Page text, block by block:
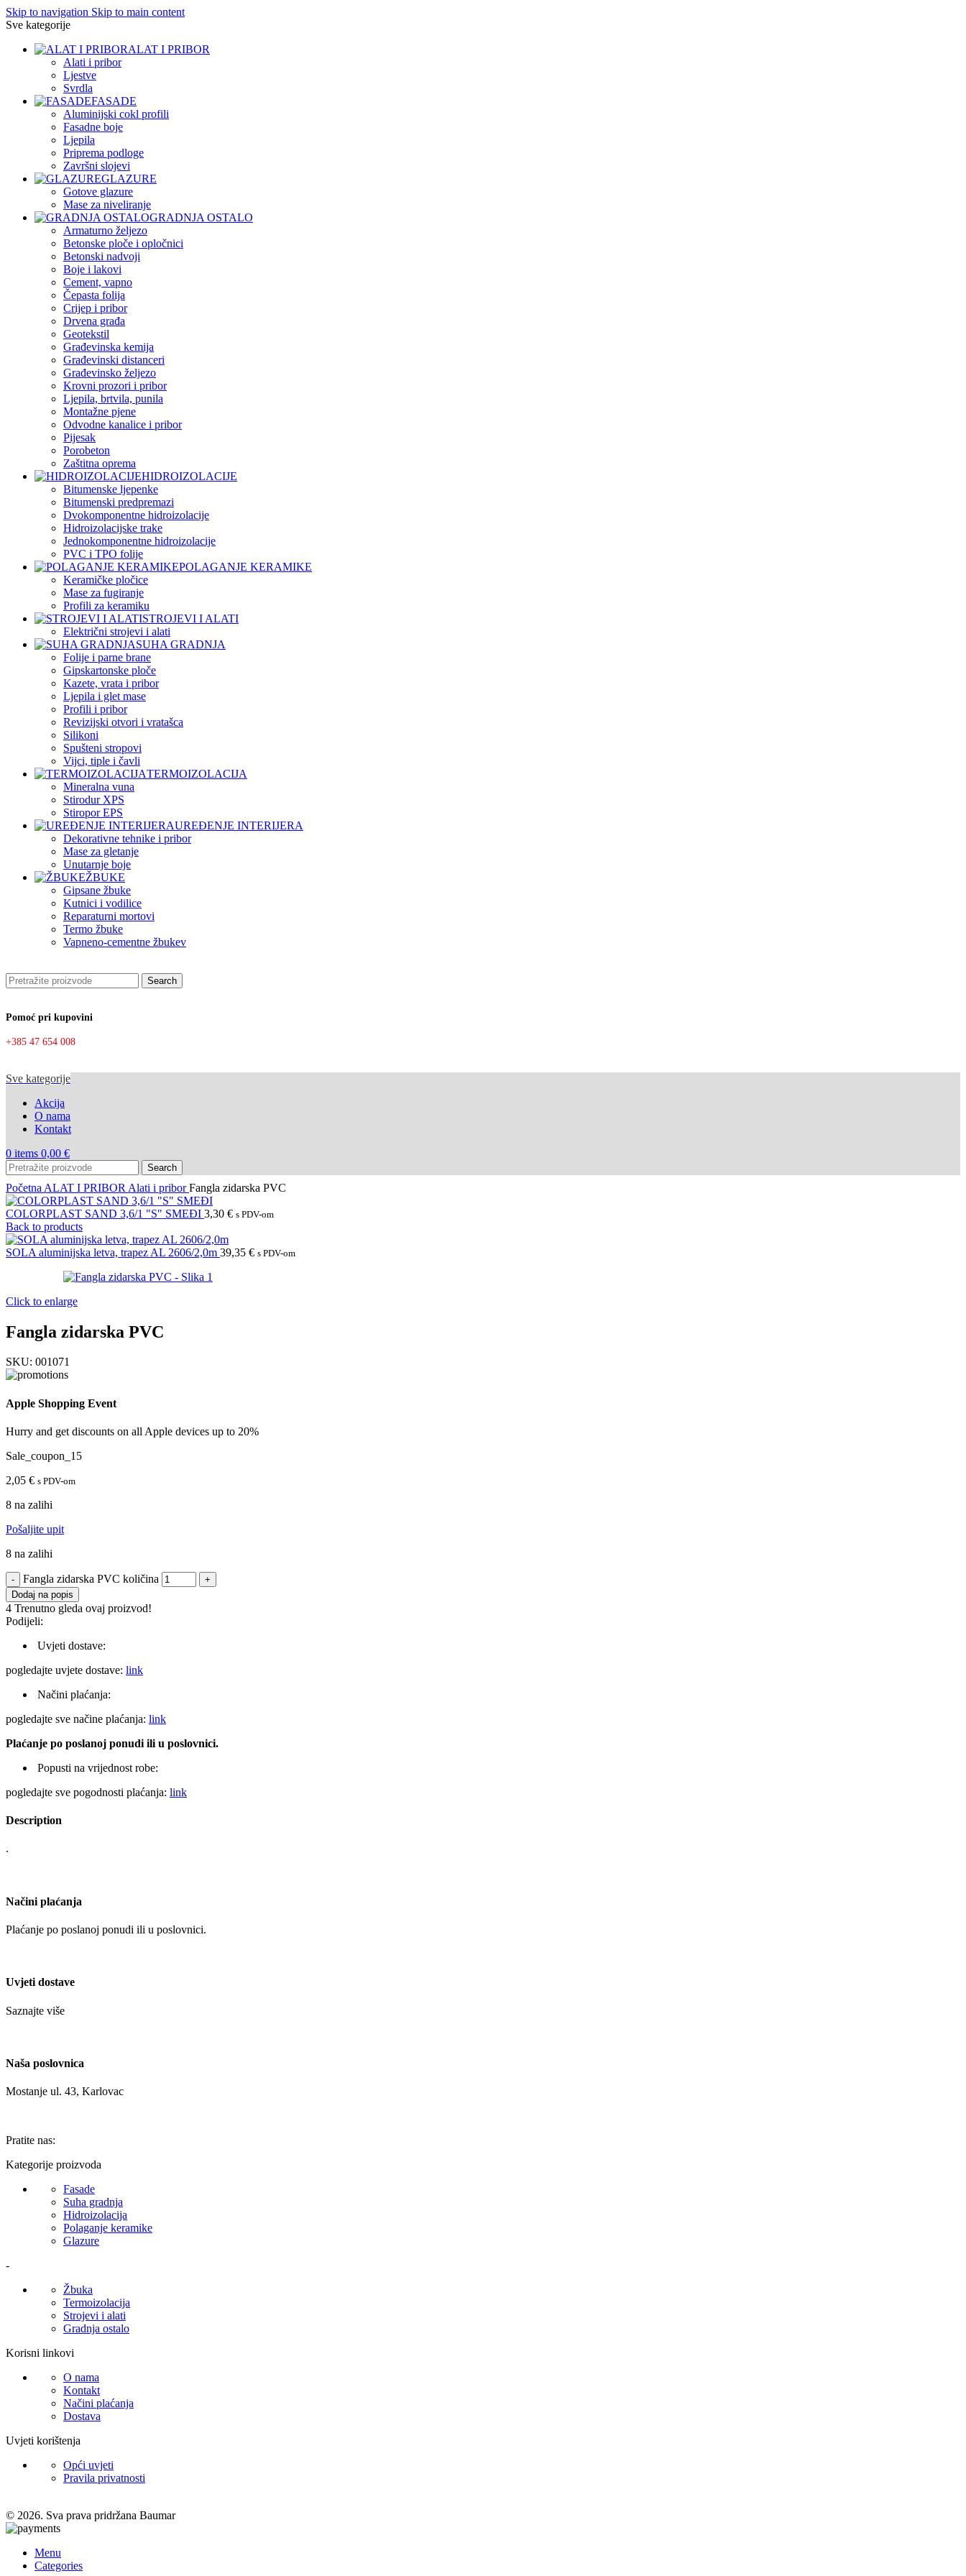
Skip to navigation Skip to main content
Sve kategorije
ALAT I PRIBOR
Alati i pribor
Ljestve
Svrdla
FASADE
Aluminijski cokl profili
Fasadne boje
Ljepila
Priprema podloge
Završni slojevi
GLAZURE
Gotove glazure
Mase za niveliranje
GRADNJA OSTALO
Armaturno željezo
Betonske ploče i opločnici
Betonski nadvoji
Boje i lakovi
Cement, vapno
Čepasta folija
Crijep i pribor
Drvena građa
Geotekstil
Građevinska kemija
Građevinski distanceri
Građevinsko željezo
Krovni prozori i pribor
Ljepila, brtvila, punila
Montažne pjene
Odvodne kanalice i pribor
Pijesak
Porobeton
Zaštitna oprema
HIDROIZOLACIJE
Bitumenske ljepenke
Bitumenski predpremazi
Dvokomponentne hidroizolacije
Hidroizolacijske trake
Jednokomponentne hidroizolacije
PVC i TPO folije
POLAGANJE KERAMIKE
Keramičke pločice
Mase za fugiranje
Profili za keramiku
STROJEVI I ALATI
Električni strojevi i alati
SUHA GRADNJA
Folije i parne brane
Gipskartonske ploče
Kazete, vrata i pribor
Ljepila i glet mase
Profili i pribor
Revizijski otvori i vratašca
Silikoni
Spušteni stropovi
Vijci, tiple i čavli
TERMOIZOLACIJA
Mineralna vuna
Stirodur XPS
Stiropor EPS
UREĐENJE INTERIJERA
Dekorativne tehnike i pribor
Mase za gletanje
Unutarnje boje
ŽBUKE
Gipsane žbuke
Kutnici i vodilice
Reparaturni mortovi
Termo žbuke
Vapneno-cementne žbukev
Search
Pomoć pri kupovini
+385 47 654 008
Sve kategorije
Akcija
O nama
Kontakt
0 items 0,00 €
Search
Početna ALAT I PRIBOR Alati i priborFangla zidarska PVC
COLORPLAST SAND 3,6/1 "S" SMEĐI 3,30 € s PDV-om
Back to products
SOLA aluminijska letva, trapez AL 2606/2,0m 39,35 € s PDV-om
Click to enlarge
Fangla zidarska PVC
SKU: 001071
Apple Shopping Event
Hurry and get discounts on all Apple devices up to 20%
Sale_coupon_15
2,05 € s PDV-om
8 na zalihi
Pošaljite upit
8 na zalihi
Fangla zidarska PVC količina
Dodaj na popis
4 Trenutno gleda ovaj proizvod!
Podijeli:
Uvjeti dostave:
pogledajte uvjete dostave: link
Načini plaćanja:
pogledajte sve načine plaćanja: link
Plaćanje po poslanoj ponudi ili u poslovnici.
Popusti na vrijednost robe:
pogledajte sve pogodnosti plaćanja: link
Description
.
Načini plaćanja
Plaćanje po poslanoj ponudi ili u poslovnici.
Uvjeti dostave
Saznajte više
Naša poslovnica
Mostanje ul. 43, Karlovac
Pratite nas:
Kategorije proizvoda
Fasade
Suha gradnja
Hidroizolacija
Polaganje keramike
Glazure
-
Žbuka
Termoizolacija
Strojevi i alati
Gradnja ostalo
Korisni linkovi
O nama
Kontakt
Načini plaćanja
Dostava
Uvjeti korištenja
Opći uvjeti
Pravila privatnosti
© 2026. Sva prava pridržana Baumar
Menu
Categories